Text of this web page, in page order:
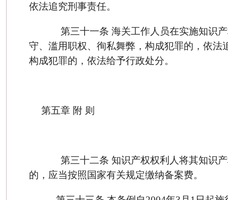
依法追究刑事责任。
第三十一条 海关工作人员在实施知识产
守、滥用职权、徇私舞弊，构成犯罪的，依法
构成犯罪的，依法给予行政处分。
第五章 附 则
第三十二条 知识产权权利人将其知识产
的，应当按照国家有关规定缴纳备案费。